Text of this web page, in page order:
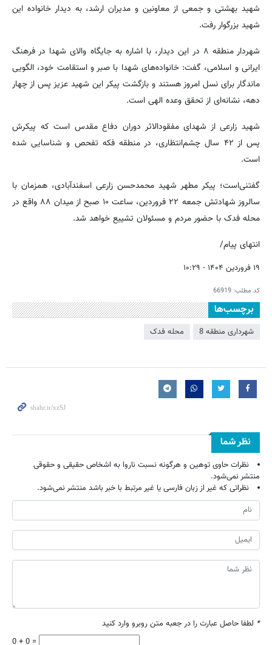
شهید بهشتی و جمعی از معاونین و مدیران ارشد، به دیدار خانواده این
شهید بزرگوار رفت.
شهردار منطقه ۸ در این دیدار، با اشاره به جایگاه والای شهدا در فرهنگ
ایرانی و اسلامی، گفت: خانواده‌های شهدا با صبر و استقامت خود، الگویی
ماندگار برای نسل امروز هستند و بازگشت پیکر این شهید عزیز پس از چهار
دهه، نشانه‌ای از تحقق وعده الهی است.
شهید زارعی از شهدای مفقودالاثر دوران دفاع مقدس است که پیکرش
پس از ۴۲ سال چشم‌انتظاری، در منطقه فکه تفحص و شناسایی شده
است.
گفتنی‌است؛ پیکر مطهر شهید محمدحسن زارعی اسفندآبادی، همزمان با
سالروز شهادتش جمعه ۲۲ فروردین، ساعت ۱۰ صبح از میدان ۸۸ واقع در
محله فدک با حضور مردم و مسئولان تشییع خواهد شد.
انتهای پیام/
۱۹ فروردین ۱۴۰۴ - ۱۰:۲۹
کد مطلب: 66919
برچسب‌ها
شهرداری منطقه 8 محله فدک
نظر شما
نظرات حاوی توهین و هرگونه نسبت ناروا به اشخاص حقیقی و حقوقی
منتشر نمی‌شود.
نظراتی که غیر از زبان فارسی یا غیر مرتبط با خبر باشد منتشر نمی‌شود.
* لطفا حاصل عبارت را در جعبه متن روبرو وارد کنید
0 + 0 =